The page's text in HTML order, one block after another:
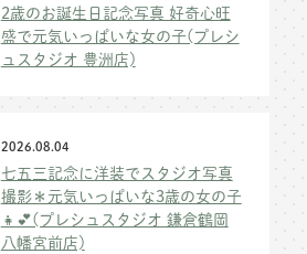
2歳のお誕生日記念写真 好奇心旺
盛で元気いっぱいな女の子(プレシ
ュスタジオ 豊洲店)
2026.08.04
七五三記念に洋装でスタジオ写真
撮影＊元気いっぱいな3歳の女の子
👧💕(プレシュスタジオ 鎌倉鶴岡
八幡宮前店)